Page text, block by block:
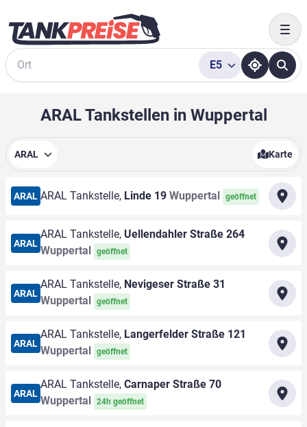
Suche
E5
ARAL Tankstellen in Wuppertal
ARAL Karte
ARAL ARAL Tankstelle, Linde 19 Wuppertal geöffnet
ARAL
ARAL Tankstelle, Uellendahler Straße 264
Wuppertal
geöffnet
ARAL
ARAL Tankstelle, Nevigeser Straße 31
Wuppertal
geöffnet
ARAL
ARAL Tankstelle, Langerfelder Straße 121
Wuppertal
geöffnet
ARAL
ARAL Tankstelle, Carnaper Straße 70
Wuppertal
24h geöffnet